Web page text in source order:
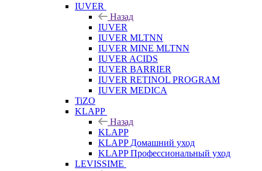
IUVER
Назад
IUVER
IUVER MLTNN
IUVER MINE MLTNN
IUVER ACIDS
IUVER BARRIER
IUVER RETINOL PROGRAM
IUVER MEDICA
TiZO
KLAPP
Назад
KLAPP
KLAPP Домашний уход
KLAPP Профессиональный уход
LEVISSIME